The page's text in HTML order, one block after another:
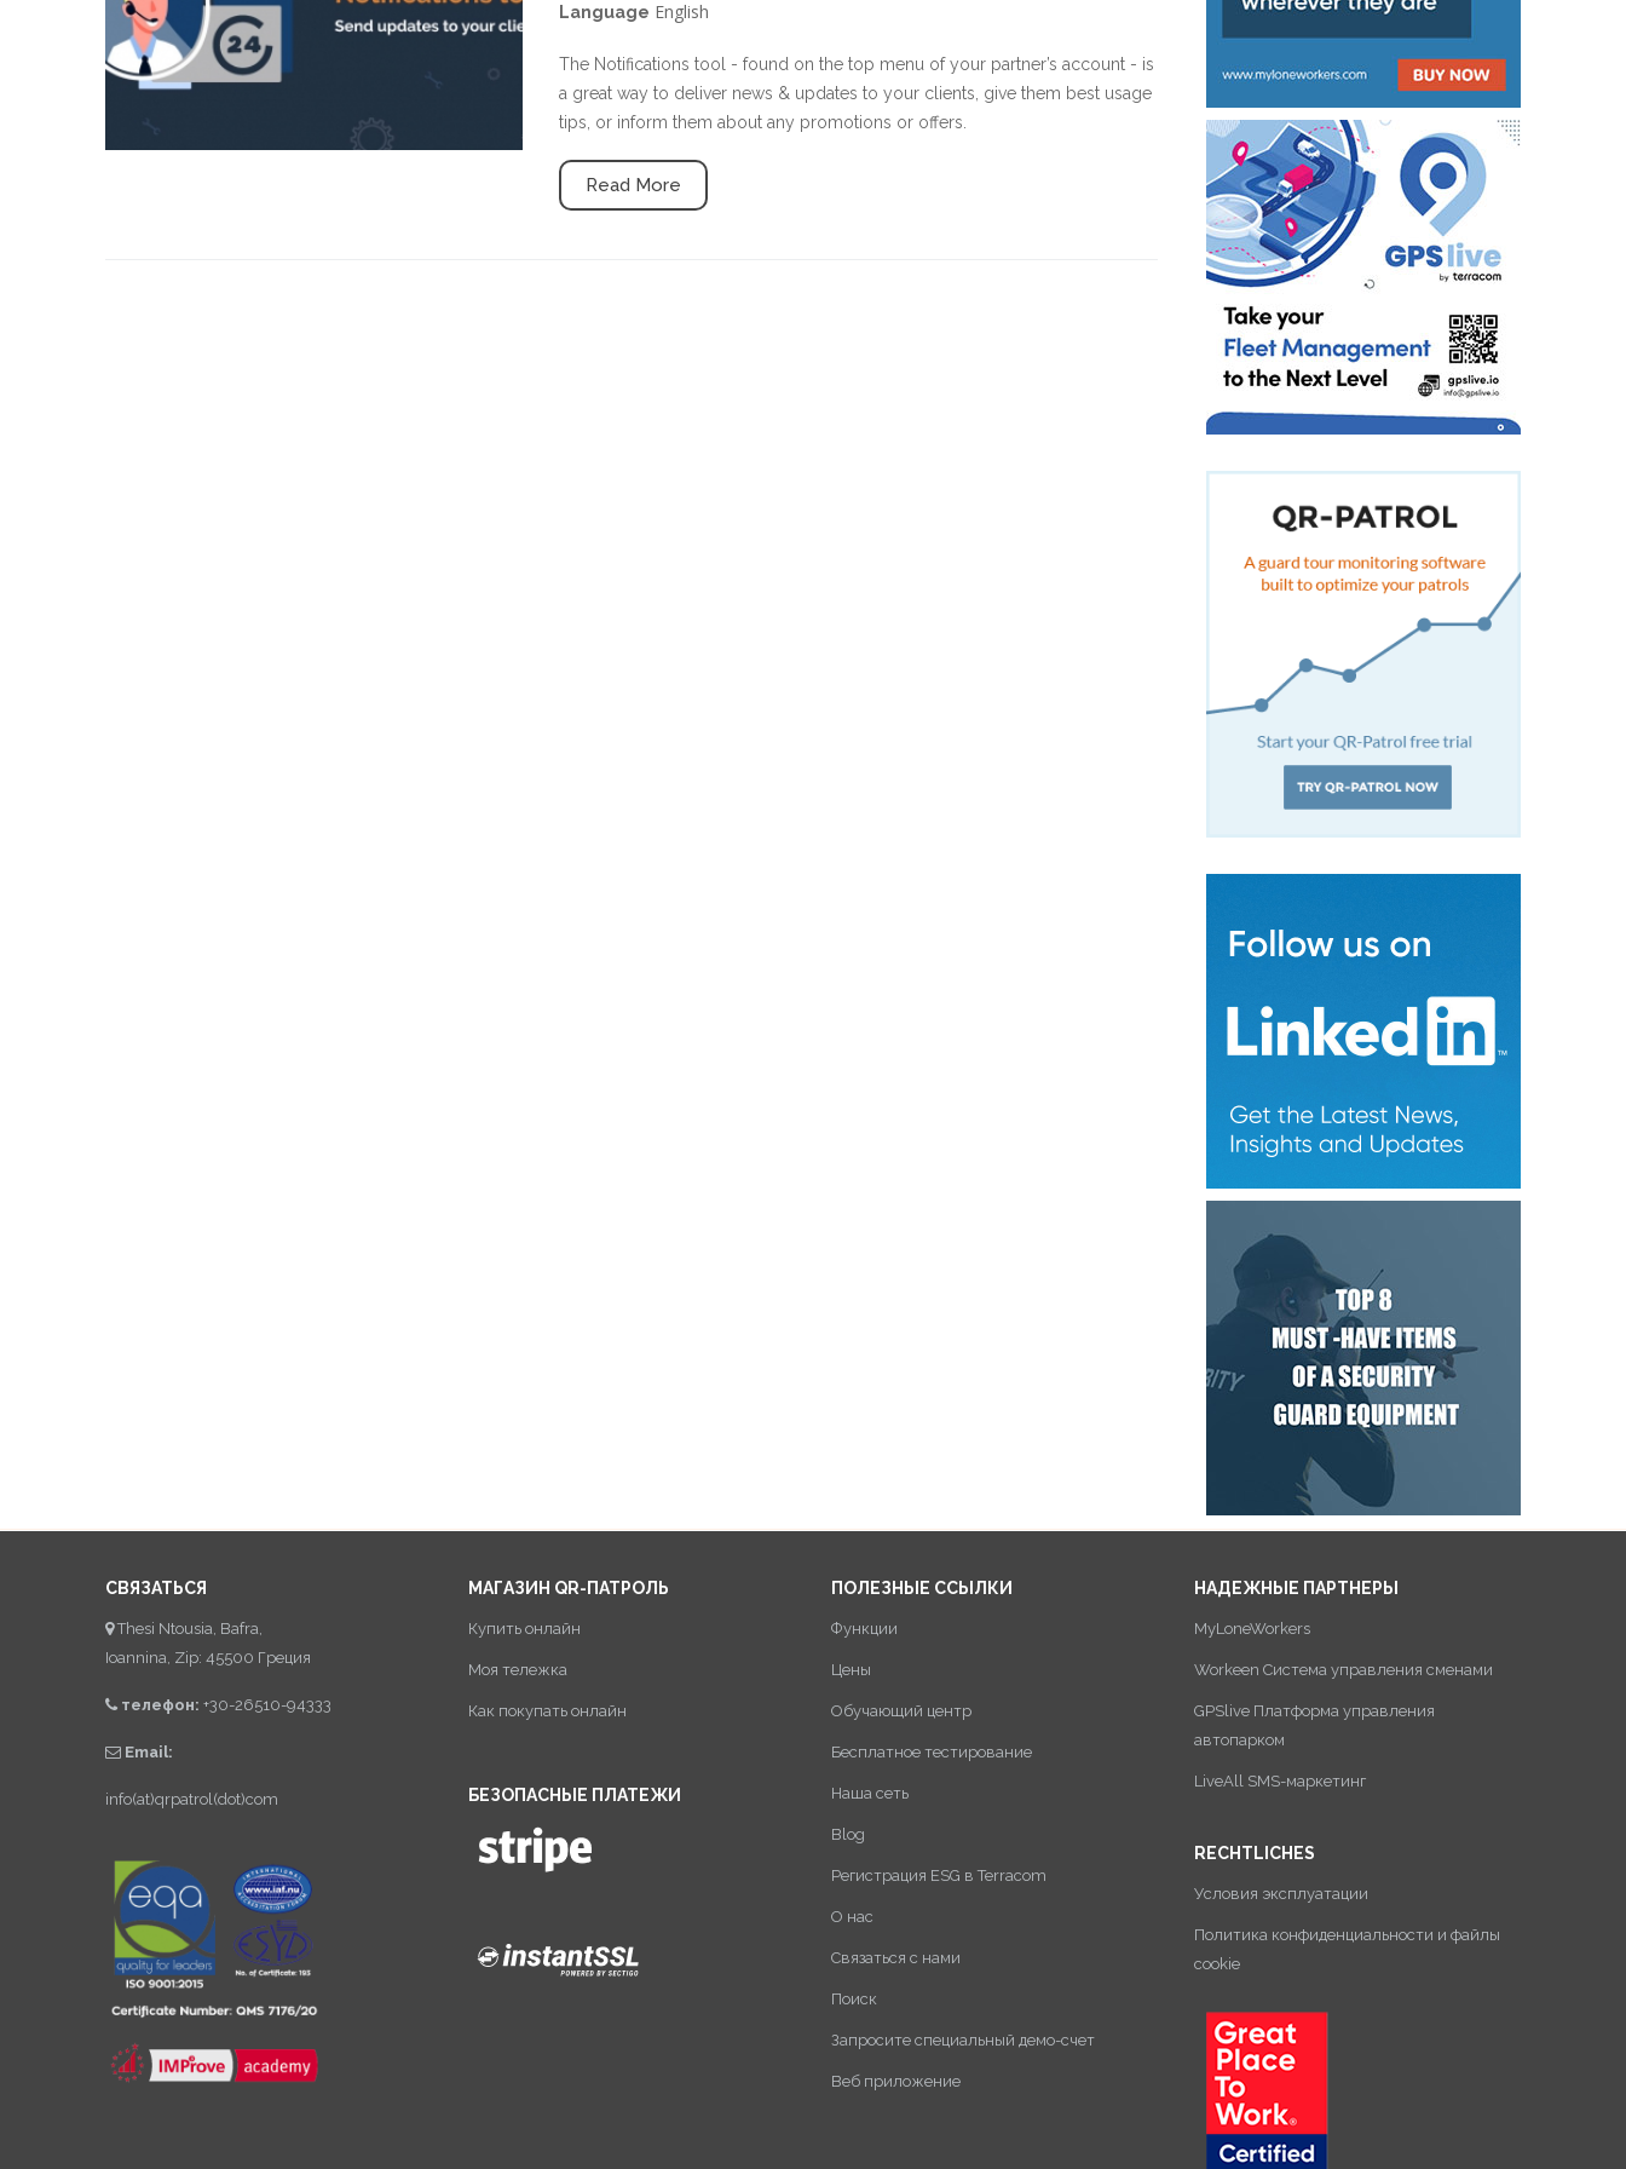
Language English
The Notifications tool - found on the top menu of your partner’s account - is
a great way to deliver news & updates to your clients, give them best usage
tips, or inform them about any promotions or offers.
Read More
СВЯЗАТЬСЯ
Thesi Ntousia, Bafra,
Ioannina, Zip: 45500 Греция
телефон: +30-26510-94333
Email:
info(at)qrpatrol(dot)com
МАГАЗИН QR-ПАТРОЛЬ
Купить онлайн
Моя тележка
Как покупать онлайн
БЕЗОПАСНЫЕ ПЛАТЕЖИ
ПОЛЕЗНЫЕ ССЫЛКИ
Функции
Цены
Обучающий центр
Бесплатное тестирование
Наша сеть
Blog
Регистрация ESG в Terracom
О нас
Связаться с нами
Поиск
Запросите специальный демо-счет
Веб приложение
НАДЕЖНЫЕ ПАРТНЕРЫ
MyLoneWorkers
Workeen Система управления сменами
GPSlive Платформа управления
автопарком
LiveAll SMS-маркетинг
RECHTLICHES
Условия эксплуатации
Политика конфиденциальности и файлы
cookie